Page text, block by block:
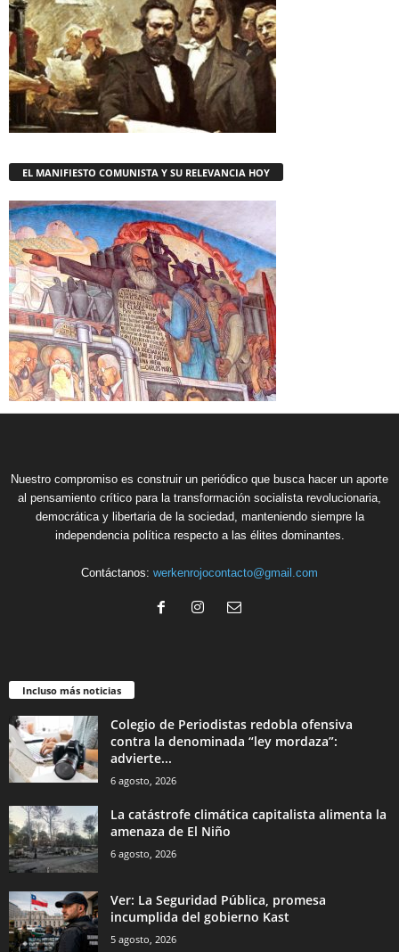
EL MANIFIESTO COMUNISTA Y SU RELEVANCIA HOY
Nuestro compromiso es construir un periódico que busca hacer un aporte
al pensamiento crítico para la transformación socialista revolucionaria,
democrática y libertaria de la sociedad, manteniendo siempre la
independencia política respecto a las élites dominantes.
Contáctanos: werkenrojocontacto@gmail.com
Incluso más noticias
Colegio de Periodistas redobla ofensiva
contra la denominada “ley mordaza”:
advierte...
6 agosto, 2026
La catástrofe climática capitalista alimenta la
amenaza de El Niño
6 agosto, 2026
Ver: La Seguridad Pública, promesa
incumplida del gobierno Kast
5 agosto, 2026